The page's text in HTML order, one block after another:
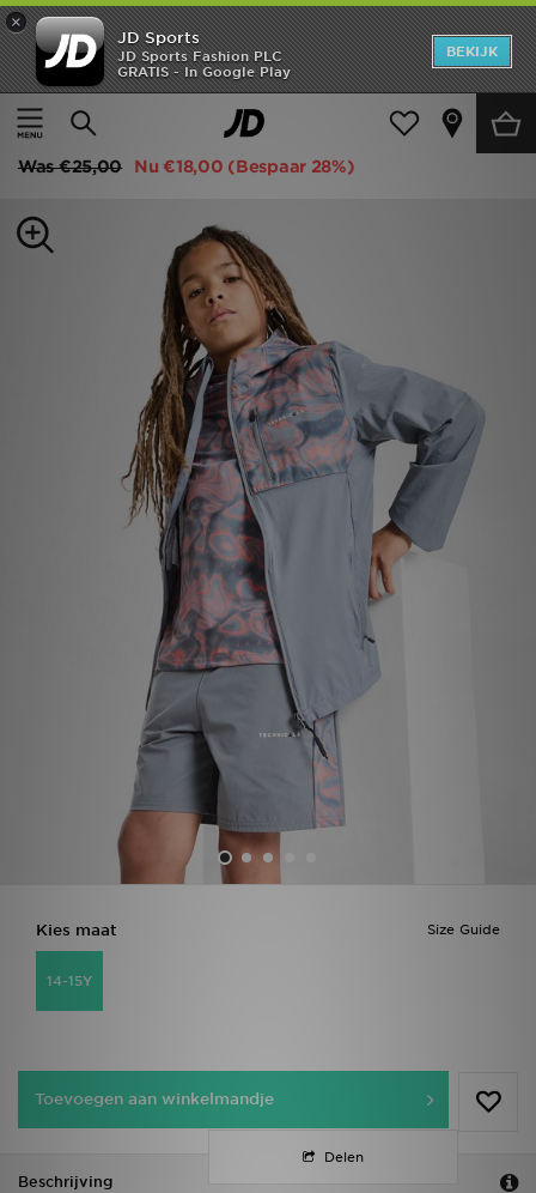
×
JD Sports
JD Sports Fashion PLC
GRATIS - In Google Play
BEKIJK
Thuis
Kids Junior Kleding (8-15 jaar) Shorts
Technicals Fells Shorts Junior
Was€25,00 Nu €18,00 (Bespaar 28%)
Size Guide
Kies maat
14-15Y
Toevoegen aan winkelmandje
Delen
Beschrijving
New In
Heren
Collecties
Download de app
Bestelling Traceren
Klantenservice